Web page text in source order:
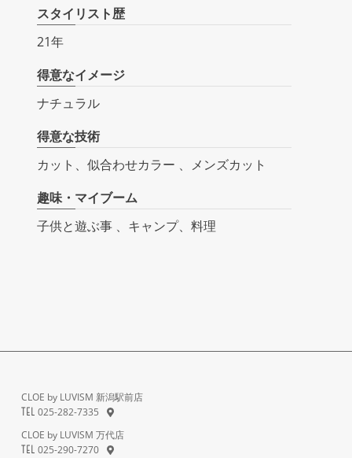
スタイリスト歴
21年
得意なイメージ
ナチュラル
得意な技術
カット、似合わせカラー 、メンズカット
趣味・マイブーム
子供と遊ぶ事 、キャンプ、料理
CLOE by LUVISM 新潟駅前店
TEL
025-282-7335
CLOE by LUVISM 万代店
TEL
025-290-7270